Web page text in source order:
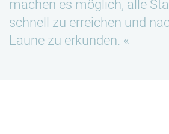
machen es möglich, alle
schnell zu erreichen und
Laune zu erkunden.